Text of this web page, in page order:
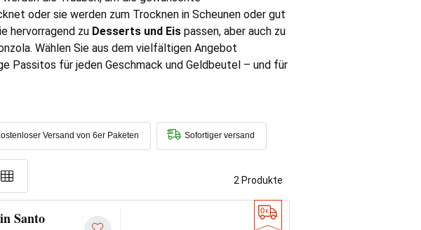
oder sie werden zum Trocknen in Scheunen oder gut
hervorragend zu Desserts und Eis passen, aber auch zu
Wählen Sie aus dem vielfältigen Angebot
Passitos für jeden Geschmack und Geldbeutel – und für
Versand von 6er Paketen Sofortiger versand
2 Produkte
Santo